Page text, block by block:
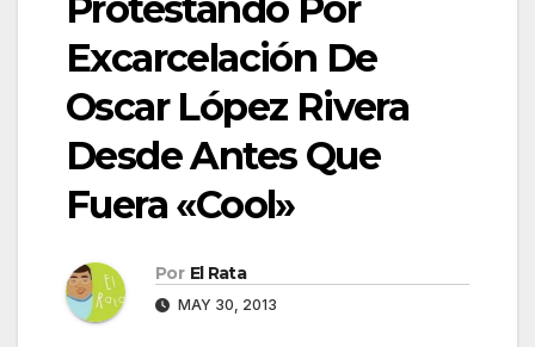
Excarcelación De
Oscar López Rivera
Desde Antes Que
Fuera «Cool»
Por El Rata
MAY 30, 2013